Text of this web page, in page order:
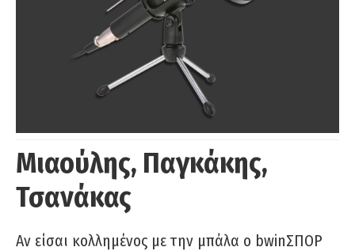
Μιαούλης, Παγκάκης,
Τσανάκας
Αν είσαι κολλημένος με την μπάλα ο bwinΣΠΟΡ